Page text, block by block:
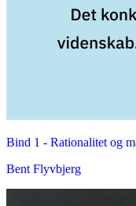
Bind 1 - Rationalitet og
Bent Flyvbjerg